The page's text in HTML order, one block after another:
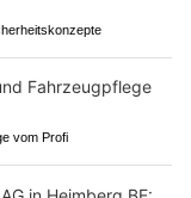
vom Profi